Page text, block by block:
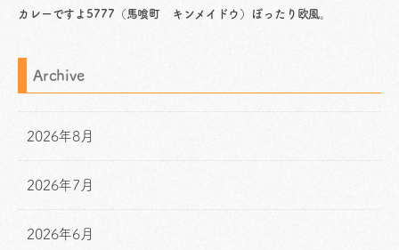
カレーですよ5777（馬喰町 キンメイドウ）ぽったり欧風。
Archive
2026年8月
2026年7月
2026年6月